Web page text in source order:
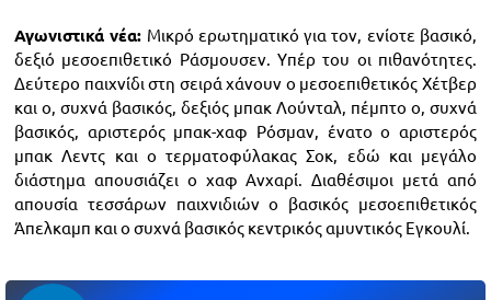
Αγωνιστικά νέα: Μικρό ερωτηματικό για τον, ενίοτε βασικό,
δεξιό μεσοεπιθετικό Ράσμουσεν. Yπέρ του οι πιθανότητες.
Δεύτερο παιχνίδι στη σειρά χάνουν ο μεσοεπιθετικός Χέτβερ
και ο, συχνά βασικός, δεξιός μπακ Λούνταλ, πέμπτο ο, συχνά
βασικός, αριστερός μπακ-χαφ Ρόσμαν, ένατο ο αριστερός
μπακ Λεντς και ο τερματοφύλακας Σοκ, εδώ και μεγάλο
διάστημα απουσιάζει ο χαφ Ανχαρί. Διαθέσιμοι μετά από
απουσία τεσσάρων παιχνιδιών ο βασικός μεσοεπιθετικός
Άπελκαμπ και ο συχνά βασικός κεντρικός αμυντικός Εγκουλί.